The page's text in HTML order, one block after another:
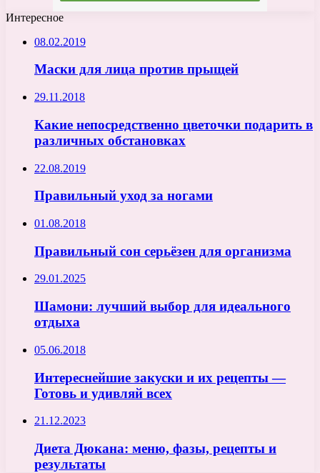
Интересное
08.02.2019
Маски для лица против прыщей
29.11.2018
Какие непосредственно цветочки подарить в
различных обстановках
22.08.2019
Правильный уход за ногами
01.08.2018
Правильный сон серьёзен для организма
29.01.2025
Шамони: лучший выбор для идеального
отдыха
05.06.2018
Интереснейшие закуски и их рецепты —
Готовь и удивляй всех
21.12.2023
Диета Дюкана: меню, фазы, рецепты и
результаты